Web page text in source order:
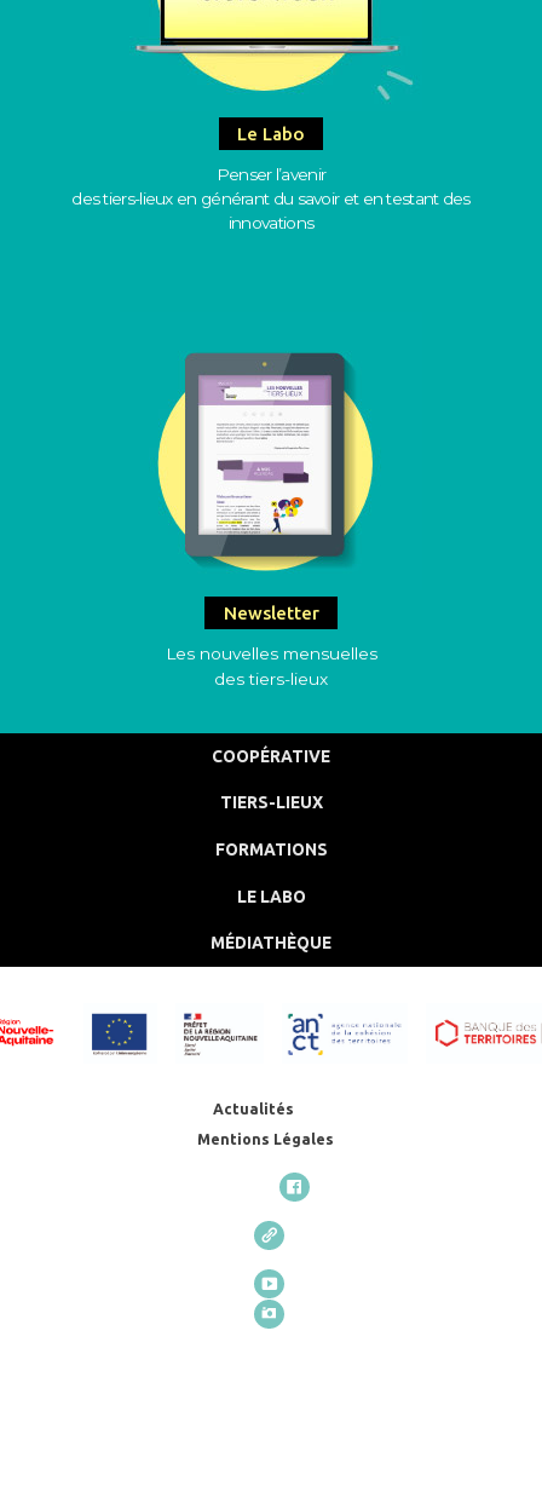
Le Labo
Penser l’avenir
des tiers-lieux en générant du savoir et en testant des
innovations
Newsletter
Les nouvelles mensuelles
des tiers-lieux
COOPÉRATIVE
TIERS-LIEUX
FORMATIONS
LE LABO
MÉDIATHÈQUE
Actualités
Mentions Légales